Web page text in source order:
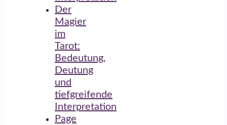
Der
Magier
im
Tarot:
Bedeutung,
Deutung
und
tiefgreifende
Interpretation
Page